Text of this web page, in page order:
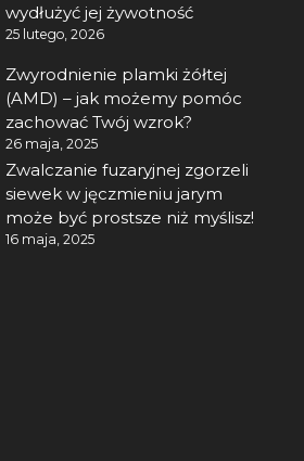
wydłużyć jej żywotność
25 lutego, 2026
Zwyrodnienie plamki żółtej
(AMD) – jak możemy pomóc
zachować Twój wzrok?
26 maja, 2025
Zwalczanie fuzaryjnej zgorzeli
siewek w jęczmieniu jarym
może być prostsze niż myślisz!
16 maja, 2025